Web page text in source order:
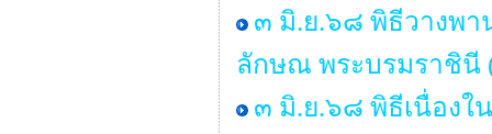
๓ มิ.ย.๖๘ พิธีวางพา
ลักษณ พระบรมราชินี
๓ มิ.ย.๖๘ พิธีเนื่องใ